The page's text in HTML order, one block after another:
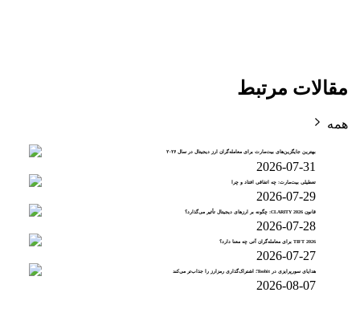
مقالات مرتبط
همه
بهترین جایگزین‌های بیت‌مارت برای معامله‌گران ارز دیجیتال در سال ۲۰۲۶
2026-07-31
تعطیلی بیت‌مارت: چه اتفاقی افتاد و چرا
2026-07-29
قانون CLARITY 2026: چگونه بر ارزهای دیجیتال تأثیر می‌گذارد؟
2026-07-28
TIFT 2026 برای معامله‌گران آتی چه معنا دارد؟
2026-07-27
هدایای سورپرایزی در Toobit؛ اشتراک‌گذاری رمزارز را جذاب‌تر می‌کند
2026-08-07